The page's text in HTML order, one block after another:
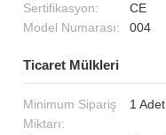
Sertifikasyon:
CE
Model Numarası:
004
Ticaret Mülkleri
Minimum Sipariş
Miktarı:
1 Adet